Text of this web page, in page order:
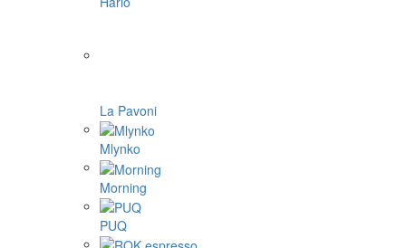
La Pavoni
Mlynko
Morning
PUQ